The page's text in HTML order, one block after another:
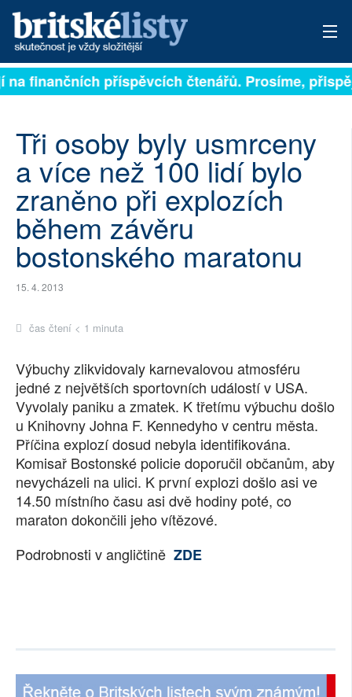
PŘIHLÁSIT
ARCHIV
ROZHOVORY
TÉMATA
NEJČTENĚJŠÍ ZA 7 DNÍ
PŘÍSPĚVKY NA PROVOZ
SOCIÁLNÍ SÍTĚ
RUBRIKY
PLNÁ VERZE STRÁNEK
finančních příspěvcích čtenářů. Prosíme,
Tři osoby byly usmrceny
a více než 100 lidí bylo
zraněno při explozích
během závěru
bostonského maratonu
15. 4. 2013
čas čtení < 1 minuta
Výbuchy zlikvidovaly karnevalovou atmosféru
jedné z největších sportovních událostí v USA.
Vyvolaly paniku a zmatek. K třetímu výbuchu došlo
u Knihovny Johna F. Kennedyho v centru města.
Příčina explozí dosud nebyla identifikována.
Komisař Bostonské policie doporučil občanům, aby
nevycházeli na ulici. K první explozi došlo asi ve
14.50 místního času asi dvě hodiny poté, co
maraton dokončili jeho vítězové.
Podrobnosti v angličtině ZDE